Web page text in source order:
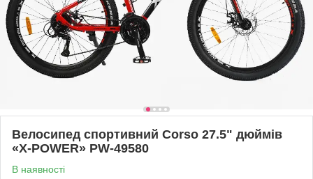
Велоcипед спортивний Corso 27.5" дюймів
«X-POWER» PW-49580
В наявності